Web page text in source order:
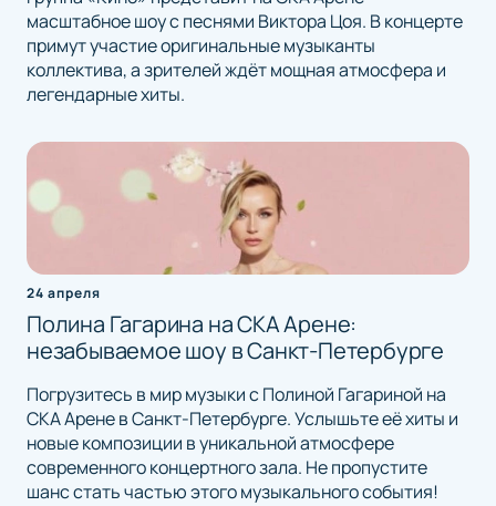
масштабное шоу с песнями Виктора Цоя. В концерте
примут участие оригинальные музыканты
коллектива, а зрителей ждёт мощная атмосфера и
легендарные хиты.
24 апреля
Полина Гагарина на СКА Арене:
незабываемое шоу в Санкт-Петербурге
Погрузитесь в мир музыки с Полиной Гагариной на
СКА Арене в Санкт-Петербурге. Услышьте её хиты и
новые композиции в уникальной атмосфере
современного концертного зала. Не пропустите
шанс стать частью этого музыкального события!